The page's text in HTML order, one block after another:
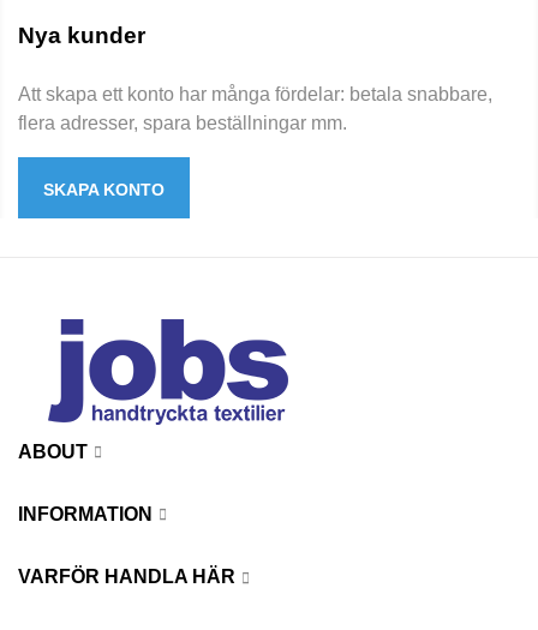
Nya kunder
Att skapa ett konto har många fördelar: betala snabbare,
flera adresser, spara beställningar mm.
SKAPA KONTO
ABOUT
INFORMATION
VARFÖR HANDLA HÄR